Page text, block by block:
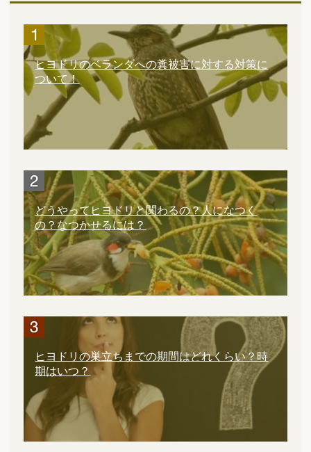
ヒヨドリのベランダへの糞被害に対する対策に
ついて！
どうやってヒヨドリと関わるの？人になつく
の？なつかせるには？
ヒヨドリの巣立ちまでの期間はどれくらい？時
期はいつ？